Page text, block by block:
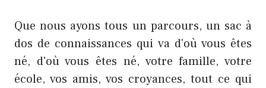
Que nous ayons tous un parcours, un sac à
dos de connaissances qui va d'où vous êtes
né, d'où vous êtes né, votre famille, votre
école, vos amis, vos croyances, tout ce qui